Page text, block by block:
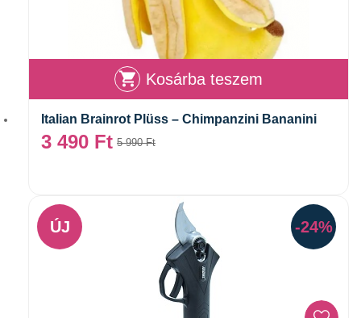
Kosárba teszem
Italian Brainrot Plüss – Chimpanzini Bananini
5 990Ft
3 490 Ft
-24%
ÚJ